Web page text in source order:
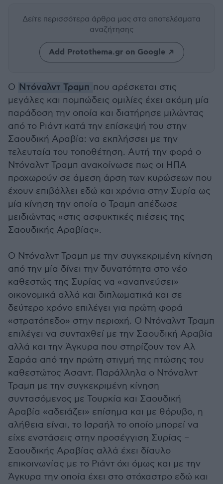
Δείτε περισσότερα άρθρα μας στα αποτελέσματα
αναζήτησης
Add Protothema.gr on Google
Ο Ντόναλντ Τραμπ που αρέσκεται στις
μεγάλες και πομπώδεις ομιλίες έχει ακόμη μία
παράδοση την οποία και διατήρησε μιλώντας
από το Ριάντ κατά την επίσκεψή του στην
Σαουδική Αραβία: να εκπλήσσει με την
τελευταία του τοποθέτηση. Αυτή την φορά ο
Ντόναλντ Τραμπ ανακοίνωσε πως οι ΗΠΑ
προχωρούν σε άμεση άρση των κυρώσεων που
έχουν επιβάλλει εδώ και χρόνια στην Συρία ως
μία κίνηση την οποία ο Τραμπ απέδωσε
μειδιώντας «στις ασφυκτικές πιέσεις της
Σαουδικής Αραβίας».
Ο Ντόναλντ Τραμπ με την συγκεκριμένη κίνηση
από την μία δίνει την δυνατότητα στο νέο
καθεστώς της Συρίας να «αναπνεύσει»
οικονομικά αλλά και διπλωματικά και σε
δεύτερο χρόνο επιλέγει για πρώτη φορά
«στρατόπεδο» στην περιοχή. Ο Ντόναλντ Τραμπ
επιλέγει να συνταχθεί με την Σαουδική Αραβία
αλλά και την Άγκυρα που στηρίζουν τον Αλ
Σαράα από την πρώτη στιγμή της πτώσης του
καθεστώτος Άσαντ. Παράλληλα ο Ντόναλντ
Τραμπ με την συγκεκριμένη κίνηση
συντασόμενος με Τουρκία και Σαουδική
Αραβία «αδειάζει» επίσημα και με θόρυβο, η
αλήθεια είναι, το Ισραήλ το οποίο μπορεί να
είχε ενστάσεις στην προσέγγιση Συρίας –
Σαουδικής Αραβίας αλλά έχει δίαυλο
επικοινωνίας με το Ριάντ όχι όμως και με την
Άγκυρα την οποία έχει στο στόχαστρο εδώ και